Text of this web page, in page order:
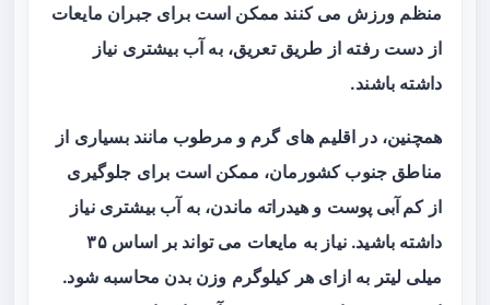
منظم ورزش می‌ کنند ممکن است برای جبران مایعات
از دست رفته از طریق تعریق، به آب بیشتری نیاز
داشته باشند.
همچنین، در اقلیم‌ های گرم و مرطوب مانند بسیاری از
مناطق جنوب کشورمان، ممکن است برای جلوگیری
ازکم آبی پوست و هیدراته ماندن، به آب بیشتری نیاز
داشته باشید. نیاز به مایعات می‌ تواند بر اساس ۳۵
میلی‌ لیتر به ازای هر کیلوگرم وزن بدن محاسبه شود.